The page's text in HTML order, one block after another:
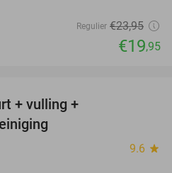
Regulier €23,95
€19,95
+ vulling +
9.6 star